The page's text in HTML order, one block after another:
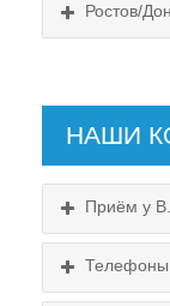
Ростов/
НАШИ
Приём у